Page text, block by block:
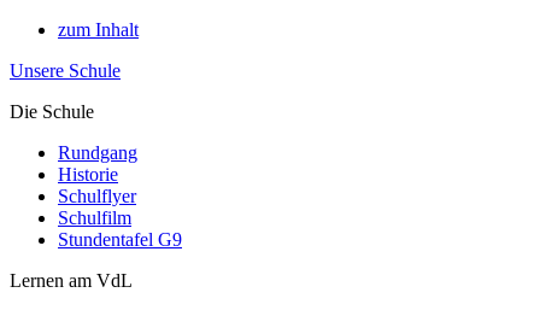
zum Inhalt
Unsere Schule
Die Schule
Rundgang
Historie
Schulflyer
Schulfilm
Stundentafel G9
Lernen am VdL